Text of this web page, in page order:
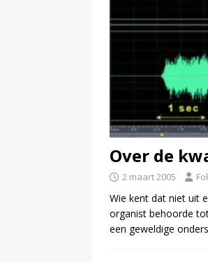
Over de
2 maart 2005
Wie kent dat niet uit
organist behoorde
een geweldige